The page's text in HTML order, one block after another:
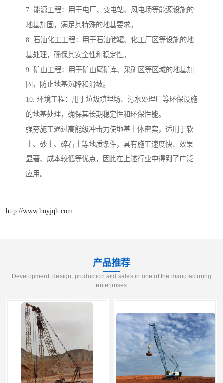
7. 能源工程：用于电厂、变电站、风电场等能源设施的
地基加固，满足其特殊的地基要求。
8. 石油化工工程：用于石油储罐、化工厂区等设施的地
基处理，确保其安全性和稳定性。
9. 矿山工程：用于矿山尾矿库、采矿区等区域的地基加
固，防止地基沉降和滑坡。
10. 环境工程：用于垃圾填埋场、污水处理厂等环保设施
的地基处理，确保其长期稳定性和环保性能。
强夯施工通过高能级冲击力使地基土体密实，适用于软
土、砂土、碎石土等地质条件，具有施工速度快、效果
显著、成本较低等优点，因此在上述行业中得到了广泛
应用。
http://www.hnyjqh.com
产品推荐
Development, design, production and sales in one of the manufacturing
enterprises